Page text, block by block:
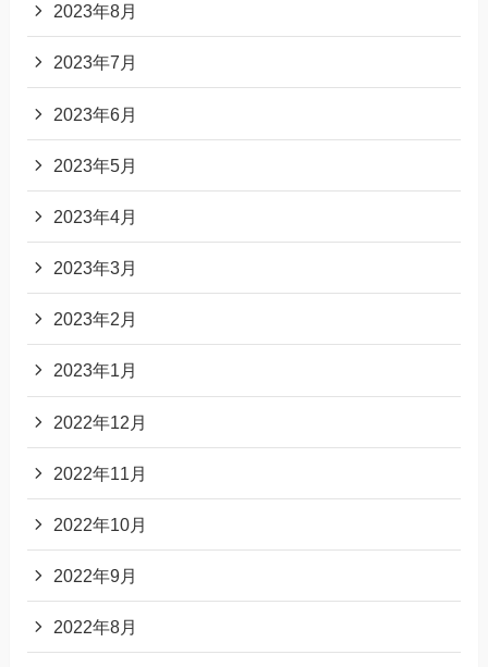
2023年8月
2023年7月
2023年6月
2023年5月
2023年4月
2023年3月
2023年2月
2023年1月
2022年12月
2022年11月
2022年10月
2022年9月
2022年8月